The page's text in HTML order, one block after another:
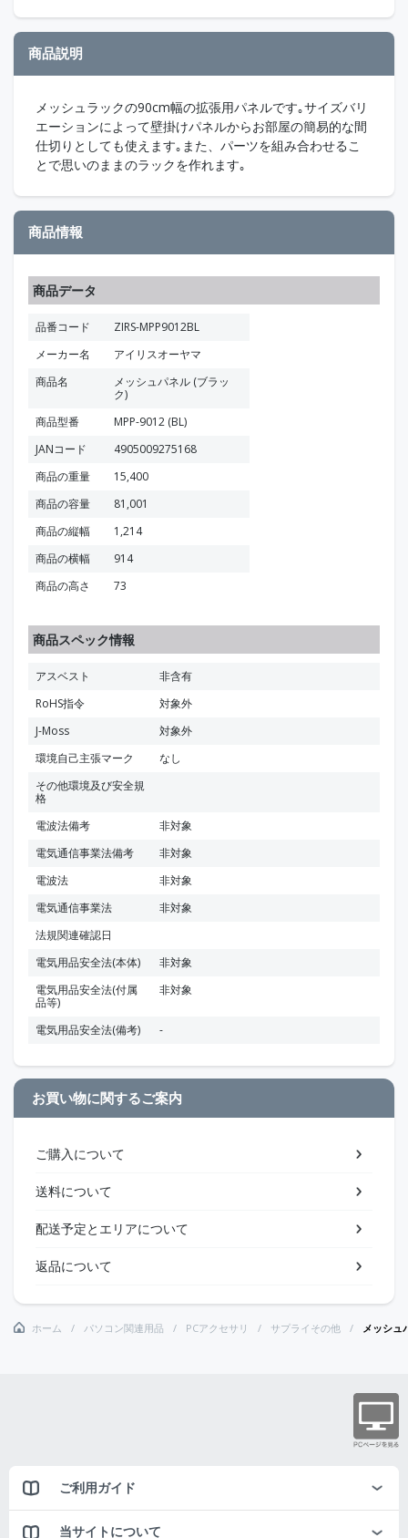
商品説明
メッシュラックの90cm幅の拡張用パネルです｡サイズバリ
エーションによって壁掛けパネルからお部屋の簡易的な間
仕切りとしても使えます｡また、パーツを組み合わせるこ
とで思いのままのラックを作れます｡
商品情報
商品データ
品番コード
ZIRS-MPP9012BL
メーカー名
アイリスオーヤマ
商品名
メッシュパネル (ブラッ
ク)
商品型番
MPP-9012 (BL)
JANコード
4905009275168
商品の重量
15,400
商品の容量
81,001
商品の縦幅
1,214
商品の横幅
914
商品の高さ
73
商品スペック情報
アスベスト
非含有
RoHS指令
対象外
J-Moss
対象外
環境自己主張マーク
なし
その他環境及び安全規
格
電波法備考
非対象
電気通信事業法備考
非対象
電波法
非対象
電気通信事業法
非対象
法規関連確認日
電気用品安全法(本体)
非対象
電気用品安全法(付属
品等)
非対象
電気用品安全法(備考) -
お買い物に関するご案内
ご購入について
送料について
配送予定とエリアについて
返品について
ホーム パソコン関連用品 PCアクセサリ サプライその他 メッシュ
ご利用ガイド
当サイトについて